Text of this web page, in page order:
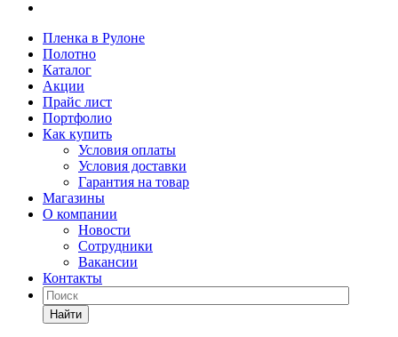
Пленка в Рулоне
Полотно
Каталог
Акции
Прайс лист
Портфолио
Как купить
Условия оплаты
Условия доставки
Гарантия на товар
Магазины
О компании
Новости
Сотрудники
Вакансии
Контакты
Найти